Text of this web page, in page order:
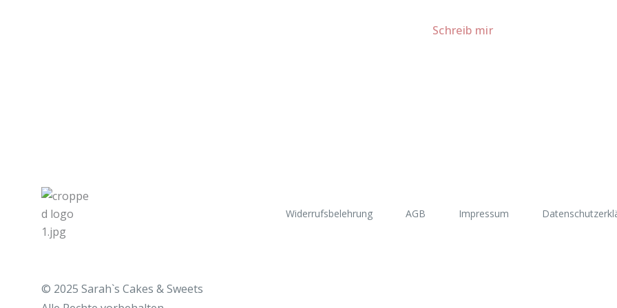
Schreib mir
Widerrufsbelehrung AGB Impressum
© 2025 Sarah`s Cakes & Sweets